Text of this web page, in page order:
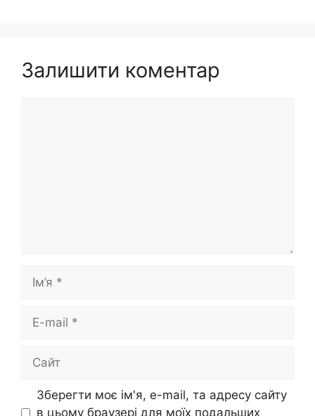
Залишити коментар
Ім’я
Сайт
Зберегти моє ім'я, e-mail, та адресу сайту
в цьому браузері для моїх подальших